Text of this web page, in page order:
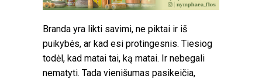
Branda yra likti savimi, ne piktai ir iš
puikybės, ar kad esi protingesnis. Tiesiog
todėl, kad matai tai, ką matai. Ir nebegali
nematyti. Tada vienišumas pasikeičia,